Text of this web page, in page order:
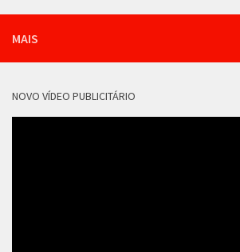
MAIS
NOVO VÍDEO PUBLICITÁRIO